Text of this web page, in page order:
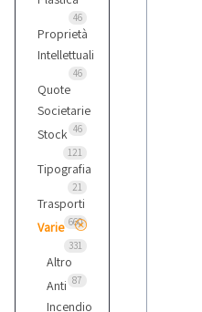
46
Proprietà
Intellettuali
46
Quote
Societarie
46
Stock
121
Tipografia
21
Trasporti
660
Varie
331
Altro
87
Anti
Incendio